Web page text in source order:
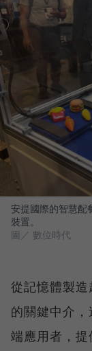
安提國際的智慧配
裝置。
圖／ 數位時代
從記憶體製
的關鍵中介
端應用者，